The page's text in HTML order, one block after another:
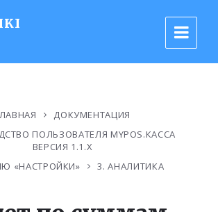
ДОКУМЕНТАЦИЯ
ПОЛЬЗОВАТЕЛЯ MYPOS.КАССА
ВЕРСИЯ 1.1.Х
«НАСТРОЙКИ»
3. АНАЛИТИКА